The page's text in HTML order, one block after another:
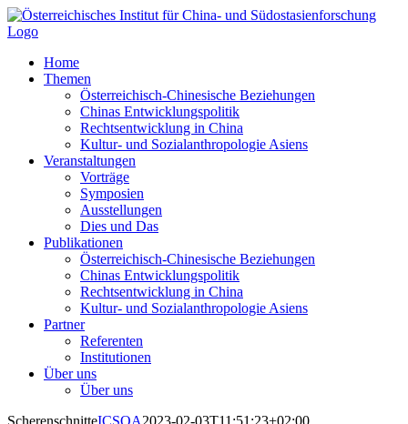
Zum
Inhalt
Home
Themen
Österreichisch-Chinesische Beziehungen
Chinas Entwicklungspolitik
Rechtsentwicklung in China
Kultur- und Sozialanthropologie Asiens
Veranstaltungen
Vorträge
Symposien
Ausstellungen
Dies und Das
Publikationen
Österreichisch-Chinesische Beziehungen
Chinas Entwicklungspolitik
Rechtsentwicklung in China
Kultur- und Sozialanthropologie Asiens
Partner
Referenten
Institutionen
Über uns
Über uns
ScherenschnitteICSOA2023-02-03T11:51:23+02:00